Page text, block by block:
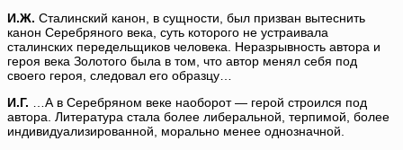
И.Ж. Сталинский канон, в сущности, был призван вытеснить
канон Серебряного века, суть которого не устраивала
сталинских передельщиков человека. Неразрывность автора и
героя века Золотого была в том, что автор менял себя под
своего героя, следовал его образцу…
И.Г. …А в Серебряном веке наоборот — герой строился под
автора. Литература стала более либеральной, терпимой, более
индивидуализированной, морально менее однозначной.